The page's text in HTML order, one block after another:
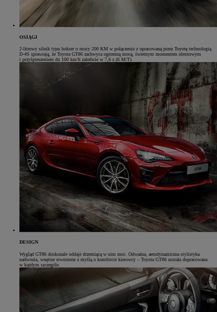
OSIĄGI
2-litrowy silnik typu bokser o mocy 200 KM w połączeniu z opracowaną przez Toyotę technologią
D-4S sprawiają, że Toyota GT86 zachwyca ogromną mocą, świetnym momentem obrotowym
i przyśpieszeniem do 100 km/h zaledwie w 7,6 s (6 M/T).
DESIGN
Wygląd GT86 doskonale oddaje drzemiącą w nim moc. Odważna, aerodynamiczna stylistyka
nadwozia, wnętrze stworzone z myślą o komforcie kierowcy – Toyota GT86 została dopracowana
w każdym szczególe.